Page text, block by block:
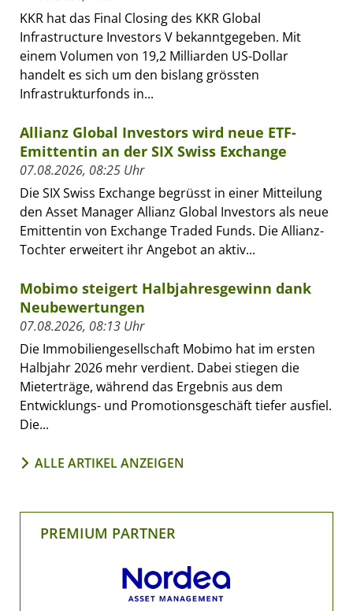
KKR hat das Final Closing des KKR Global
Infrastructure Investors V bekanntgegeben. Mit
einem Volumen von 19,2 Milliarden US-Dollar
handelt es sich um den bislang grössten
Infrastrukturfonds in...
Allianz Global Investors wird neue ETF-
Emittentin an der SIX Swiss Exchange
07.08.2026, 08:25 Uhr
Die SIX Swiss Exchange begrüsst in einer Mitteilung
den Asset Manager Allianz Global Investors als neue
Emittentin von Exchange Traded Funds. Die Allianz-
Tochter erweitert ihr Angebot an aktiv...
Mobimo steigert Halbjahresgewinn dank
Neubewertungen
07.08.2026, 08:13 Uhr
Die Immobiliengesellschaft Mobimo hat im ersten
Halbjahr 2026 mehr verdient. Dabei stiegen die
Mieterträge, während das Ergebnis aus dem
Entwicklungs- und Promotionsgeschäft tiefer ausfiel.
Die...
ALLE ARTIKEL ANZEIGEN
PREMIUM PARTNER